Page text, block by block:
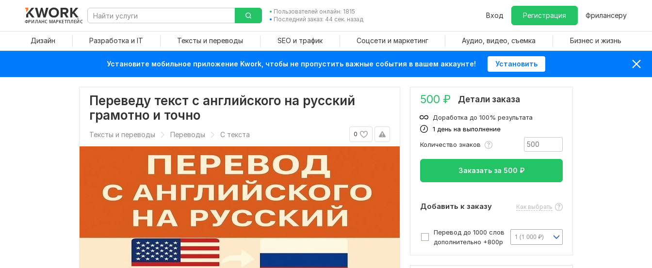
ФРИЛАНС МАРКЕТПЛЕЙС
Пользователей онлайн: 1815
Последний заказ: 44 сек. назад
Вход Регистрация Фрилансеру
Дизайн Разработка и IT Тексты и переводы SEO и трафик Соцсети и маркетинг Аудио, видео, съемка Бизнес и жизнь
Установите мобильное приложение Kwork, чтобы не пропустить важные события в вашем аккаунте! Установить
Переведу текст с английского на русский
грамотно и точно
0
Тексты и переводы Переводы С текста
500 ₽ Детали заказа
1 день на выполнение
Доработка до 100% результата
Количество знаков
Заказать за 500 ₽
Добавить к заказу Как выбрать
Перевод до 1000 слов
дополнительно +800р
1 (1 000 ₽)